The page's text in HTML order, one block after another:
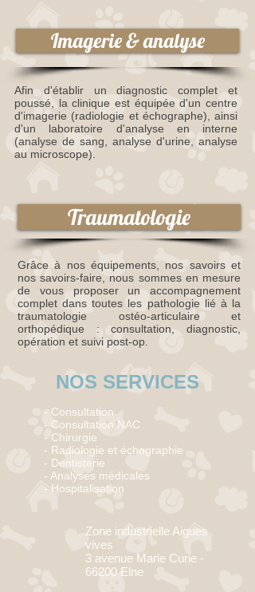
Imagerie & analyse
Afin d'établir un diagnostic complet et
poussé, la clinique est équipée d'un centre
d'imagerie (radiologie et échographe), ainsi
d'un laboratoire d'analyse en interne
(analyse de sang, analyse d'urine, analyse
au microscope).
Traumatologie
Grâce à nos équipements, nos savoirs et
nos savoirs-faire, nous sommes en mesure
de vous proposer un accompagnement
complet dans toutes les pathologie lié à la
traumatologie ostéo-articulaire et
orthopédique : consultation, diagnostic,
opération et suivi post-op.
NOS SERVICES
- Consultation
- Consultation NAC
- Chirurgie
- Radiologie et échographie
- Dentisterie
- Analyses médicales
- Hospitalisation
Zone industrielle Aigues
vives
3 avenue Marie Curie -
66200 Elne